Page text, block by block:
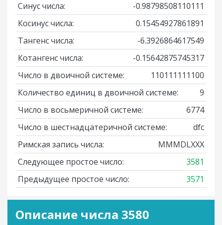
Синус числа:
-0.98798508110111
Косинус числа:
0.15454927861891
Тангенс числа:
-6.3926864617549
Котангенс числа:
-0.15642875745317
Число в двоичной системе:
110111111100
Количество единиц в двоичной системе:
9
Число в восьмеричной системе:
6774
Число в шестнадцатеричной системе:
dfc
Римская запись числа:
MMMDLXXX
Следующее простое число:
3581
Предыдущее простое число:
3571
Описание числа 3580